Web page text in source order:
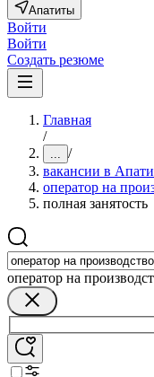
Апатиты
Войти
Войти
Создать резюме
Главная
/
... /
вакансии в
оператор на
полная занятость
оператор на